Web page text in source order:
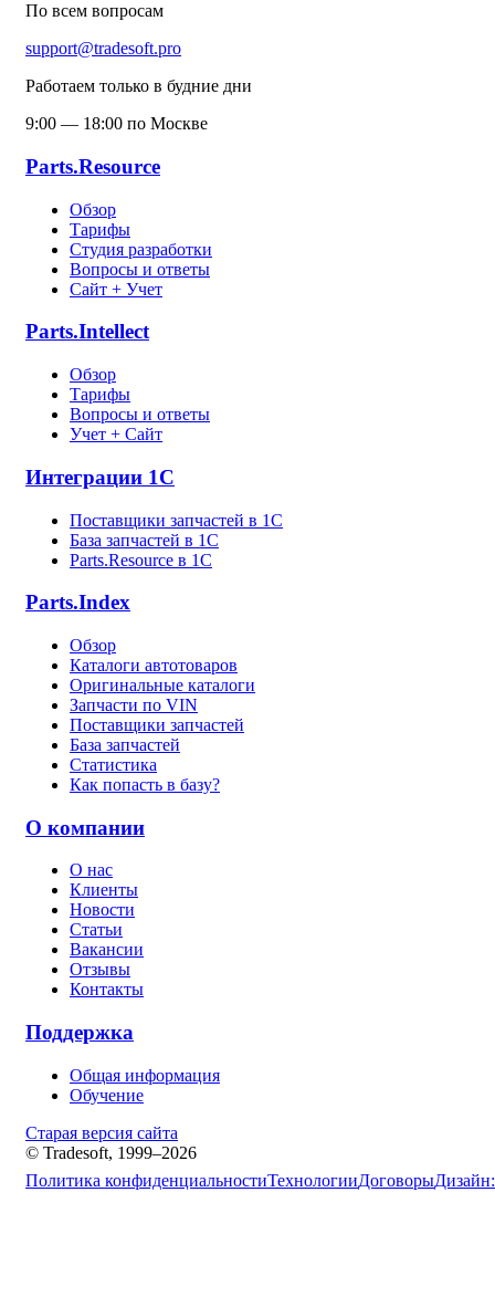
По всем вопросам
support@tradesoft.pro
Работаем только в будние дни
9:00 — 18:00 по Москве
Parts.Resource
Обзор
Тарифы
Студия разработки
Вопросы и ответы
Сайт + Учет
Parts.Intellect
Обзор
Тарифы
Вопросы и ответы
Учет + Сайт
Интеграции 1С
Поставщики запчастей в 1C
База запчастей в 1С
Parts.Resource в 1C
Parts.Index
Обзор
Каталоги автотоваров
Оригинальные каталоги
Запчасти по VIN
Поставщики запчастей
База запчастей
Статистика
Как попасть в базу?
О компании
О нас
Клиенты
Новости
Статьи
Вакансии
Отзывы
Контакты
Поддержка
Общая информация
Обучение
Старая версия сайта
© Tradesoft, 1999–2026
Политика конфиденциальностиТехнологииДоговорыДизайн: